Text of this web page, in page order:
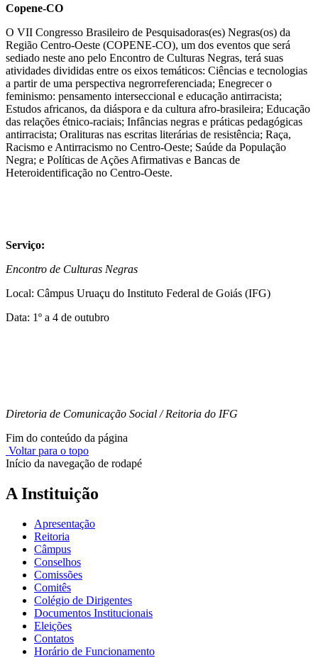
Copene-CO
O VII Congresso Brasileiro de Pesquisadoras(es) Negras(os) da
Região Centro-Oeste (COPENE-CO), um dos eventos que será
sediado neste ano pelo Encontro de Culturas Negras, terá suas
atividades divididas entre os eixos temáticos: Ciências e tecnologias
a partir de uma perspectiva negrorreferenciada; Enegrecer o
feminismo: pensamento interseccional e educação antirracista;
Estudos africanos, da diáspora e da cultura afro-brasileira; Educação
das relações étnico-raciais; Infâncias negras e práticas pedagógicas
antirracista; Oralituras nas escritas literárias de resistência; Raça,
Racismo e Antirracismo no Centro-Oeste; Saúde da População
Negra; e Políticas de Ações Afirmativas e Bancas de
Heteroidentificação no Centro-Oeste.
Serviço:
Encontro de Culturas Negras
Local: Câmpus Uruaçu do Instituto Federal de Goiás (IFG)
Data: 1º a 4 de outubro
Diretoria de Comunicação Social / Reitoria do IFG
Fim do conteúdo da página
Voltar para o topo
Início da navegação de rodapé
A Instituição
Apresentação
Reitoria
Câmpus
Conselhos
Comissões
Comitês
Colégio de Dirigentes
Documentos Institucionais
Eleições
Contatos
Horário de Funcionamento